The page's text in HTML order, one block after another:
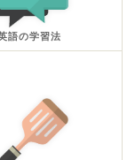
語の学習法